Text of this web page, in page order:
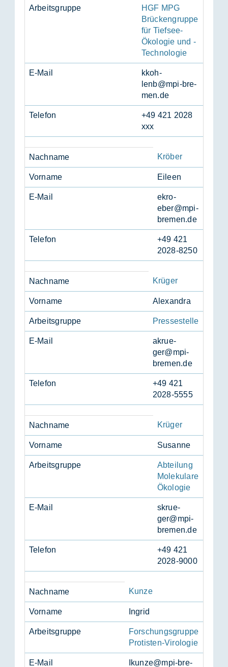
Ar­beits­grup­pe
HGF MPG
Brückengruppe
für Tiefsee-
Ökologie und -
Technologie
E-Mail
kkoh­
lenb@mpi-bre­
men.de
Te­le­fon
+49 421 2028
xxx
Nach­na­me Kröber
Vor­na­me Ei­leen
E-Mail
ekro­
eber@mpi-
bre­men.de
Te­le­fon
+49 421
2028-8250
Nach­na­me Krüger
Vor­na­me Alex­an­dra
Ar­beits­grup­pe Pressestelle
E-Mail
akrue­
ger@mpi-
bre­men.de
Te­le­fon
+49 421
2028-5555
Nach­na­me Krüger
Vor­na­me Su­san­ne
Ar­beits­grup­pe
Abteilung
Molekulare
Ökologie
E-Mail
skrue­
ger@mpi-
bre­men.de
Te­le­fon
+49 421
2028-9000
Nach­na­me Kunze
Vor­na­me In­grid
Ar­beits­grup­pe
Forschungsgruppe
Pro­tis­ten-Vi­ro­lo­gie
E-Mail
Ikun­ze@mpi-bre­